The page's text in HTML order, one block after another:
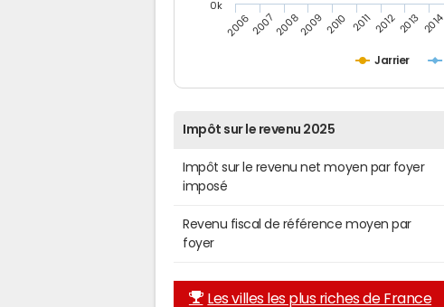
Jarrier
20062007200820092010 2011 20122013 2014
0k
Impôt sur le revenu 2025
Impôt sur le revenu net moyen par foyer
imposé
Revenu fiscal de référence moyen par
foyer
Les villes les plus riches de France